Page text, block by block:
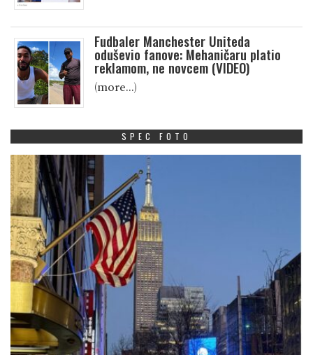
Fudbaler Manchester Uniteda
oduševio fanove: Mehaničaru platio
reklamom, ne novcem (VIDEO)
(more…)
SPEC FOTO